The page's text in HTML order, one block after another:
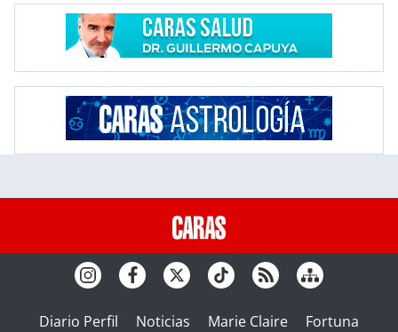
Diario Perfil Noticias Marie Claire
Fortuna